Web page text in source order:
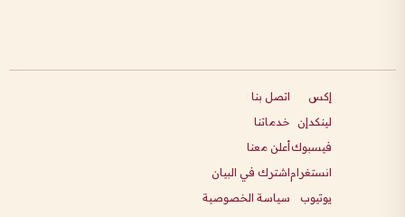
إكس
لينكدإن
فيسبوك
انستغرام
يوتيوب
اتصل بنا
خدماتنا
أعلن معنا
اشترك في البيان
سياسة الخصوصية